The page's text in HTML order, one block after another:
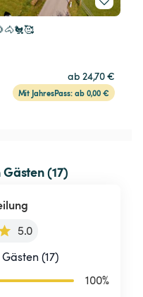
ab 24,70 €
Mit JahresPass: ab 0,00 €
(17)
5.0
(17)
100%